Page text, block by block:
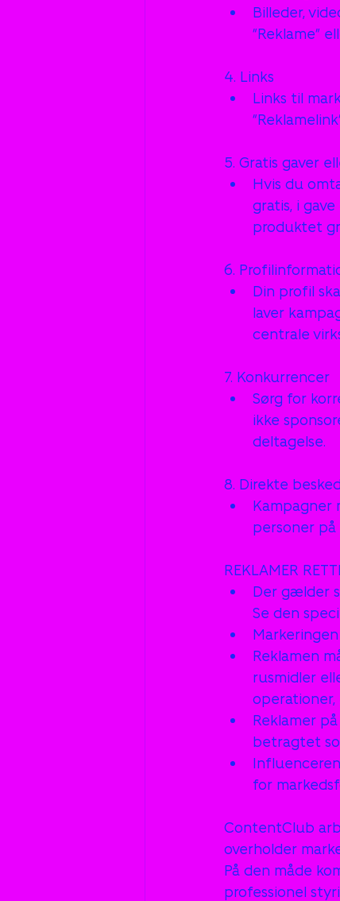
Billeder,
“Reklame”
4. Links
Links til
5. Gratis gaver
Hvis du
gratis, i
produktet
6.
Din profil
laver
centrale
7. Konkurrencer
Sørg for
ikke
deltagelse.
8. Direkte
Kampagner
personer på
REKLAMER
Der gælder
Se den
Reklamen
rusmidler
operationer,
Reklamer
betragtet
for
ContentClub
overholder
På den måde
professionel